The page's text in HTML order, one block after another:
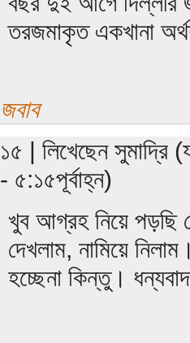
তরজমাকৃত একখানা
জবাব
১৫ | লিখেছেন সুমাদ্রি
- ৫:১৫পূর্বাহ্ন)
খুব আগ্রহ নিয়ে পড়ছি
দেখলাম, নামিয়ে
হচ্ছেনা কিন্তু।